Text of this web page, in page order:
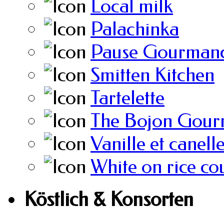
Local milk
Palachinka
Pause
Smitten Kitchen
Tartelette
The Bojon
Vanille et
White on rice
Köstlich & Konsorten